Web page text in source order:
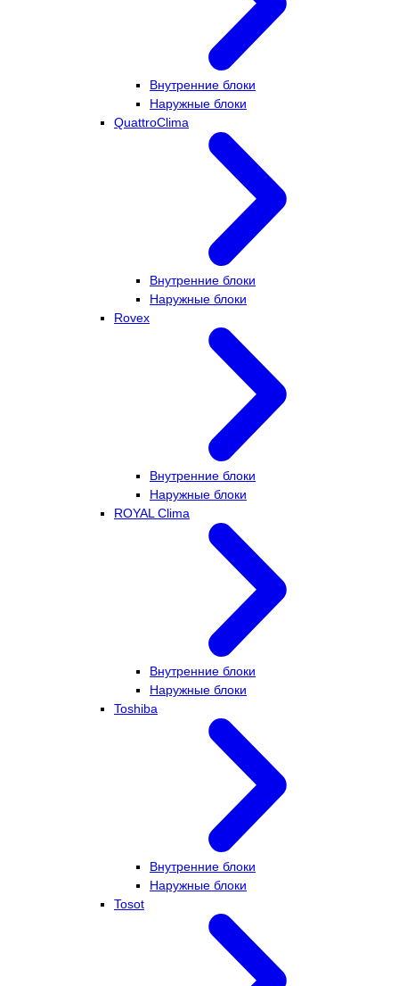
Внутренние блоки
Наружные блоки
QuattroClima
Внутренние блоки
Наружные блоки
Rovex
Внутренние блоки
Наружные блоки
ROYAL Clima
Внутренние блоки
Наружные блоки
Toshiba
Внутренние блоки
Наружные блоки
Tosot